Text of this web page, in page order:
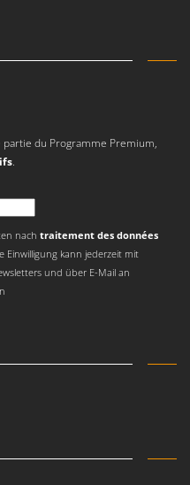
du Programme Premium,
.
nach traitement des données
kann jederzeit mit
und über E-Mail an